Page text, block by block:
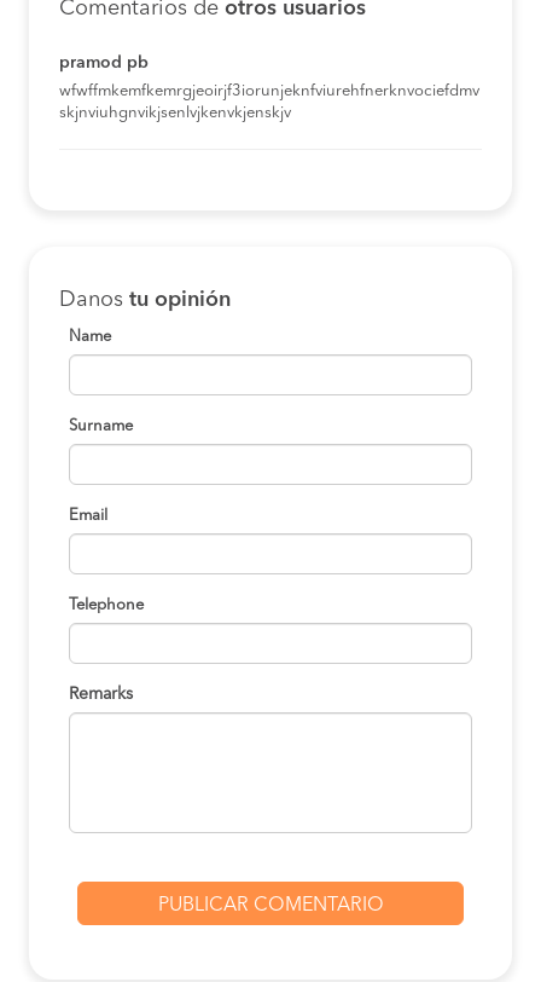
Comentarios de otros usuarios
pramod pb
wfwffmkemfkemrgjeoirjf3iorunjeknfviurehfnerknvociefdmv
skjnviuhgnvikjsenlvjkenvkjenskjv
Danos tu opinión
Name
Surname
Email
Telephone
Remarks